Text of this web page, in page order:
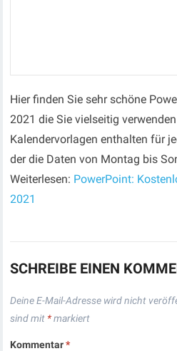
Hier finden Sie sehr schöne
2021 die Sie vielseitig
Kalendervorlagen enthalten für
der die Daten von Montag bis
Weiterlesen: PowerPoint:
2021
SCHREIBE EINEN
Deine E-Mail-Adresse wird nicht
sind mit *markiert
Kommentar*